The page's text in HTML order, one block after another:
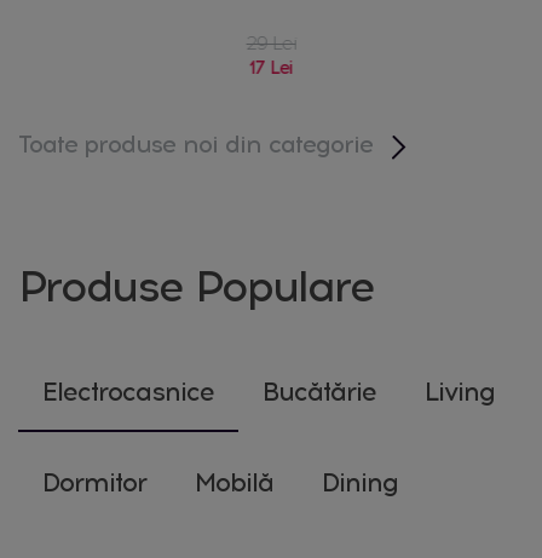
29 Lei
17 Lei
Toate produse noi din categorie
Produse Populare
Electrocasnice Bucătărie Living
Dormitor Mobilă Dining